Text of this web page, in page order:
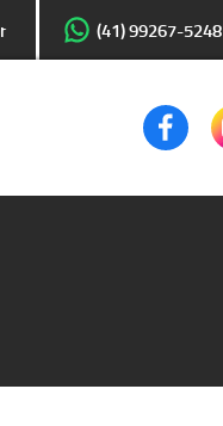
(41) 99267-5248